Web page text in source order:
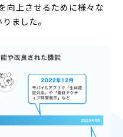
向上させるために様々な
ました。